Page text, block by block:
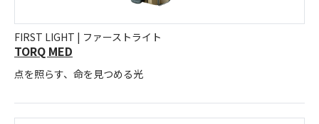
FIRST LIGHT | ファーストライト
TORQ MED
点を照らす、命を見つめる光